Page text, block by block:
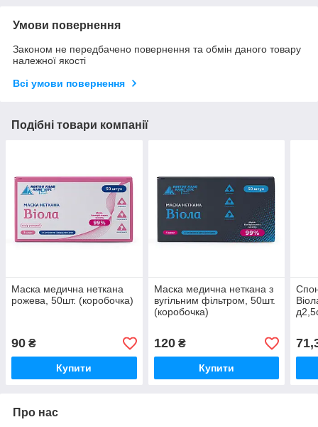
Умови повернення
Законом не передбачено повернення та обмін даного товару
належної якості
Всі умови повернення
Подібні товари компанії
Маска медична неткана
рожева, 50шт. (коробочка)
90 ₴
Купити
Маска медична неткана з
вугільним фільтром, 50шт.
(коробочка)
120₴
Купити
Про нас